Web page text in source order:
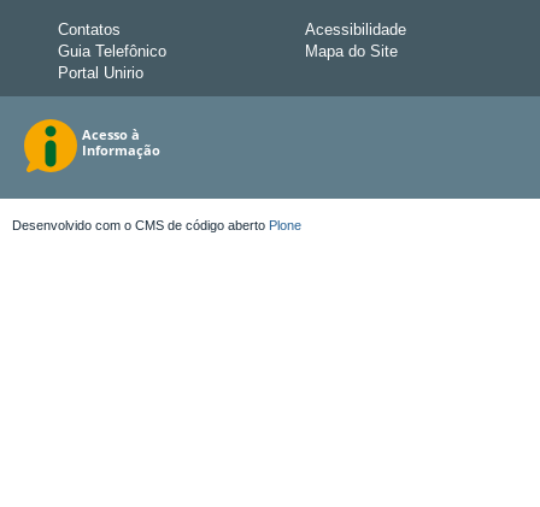
Contatos
Guia Telefônico
Portal Unirio
Acessibilidade
Mapa do Site
Desenvolvido com o CMS de código aberto Plone